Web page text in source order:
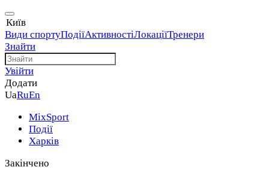
Київ
Види спортуПодіїАктивностіЛокаціїТренери
Знайти
Увійти
Додати
UaRuEn
MixSport
Події
Харків
Закінчено